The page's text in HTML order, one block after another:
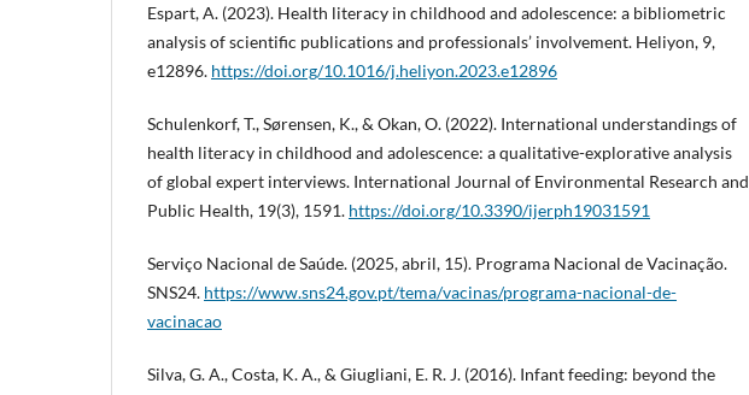
Espart, A. (2023). Health literacy in childhood and adolescence: a bibliometric
analysis of scientific publications and professionals’ involvement. Heliyon, 9,
e12896. https://doi.org/10.1016/j.heliyon.2023.e12896
Schulenkorf, T., Sørensen, K., & Okan, O. (2022). International understandings of
health literacy in childhood and adolescence: a qualitative-explorative analysis
of global expert interviews. International Journal of Environmental Research and
Public Health, 19(3), 1591. https://doi.org/10.3390/ijerph19031591
Serviço Nacional de Saúde. (2025, abril, 15). Programa Nacional de Vacinação.
SNS24. https://www.sns24.gov.pt/tema/vacinas/programa-nacional-de-
vacinacao
Silva, G. A., Costa, K. A., & Giugliani, E. R. J. (2016). Infant feeding: beyond the